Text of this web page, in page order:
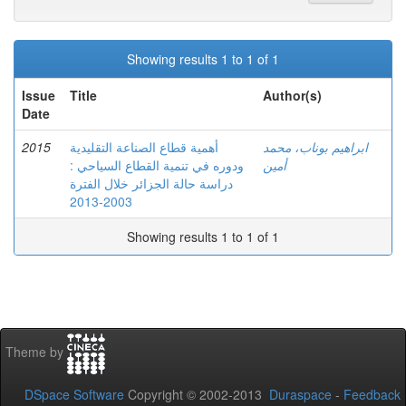
Showing results 1 to 1 of 1
Issue
Date
Title Author(s)
2015
أهمية قطاع الصناعة التقليدية
ودوره في تنمية القطاع السياحي :
دراسة حالة الجزائر خلال الفترة
2003-2013
ابراهيم بوناب، محمد
أمين
Showing results 1 to 1 of 1
Theme by
DSpace Software Copyright © 2002-2013 Duraspace - Feedback